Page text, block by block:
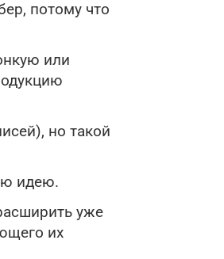
потому что
или
но такой
идею.
уже
их